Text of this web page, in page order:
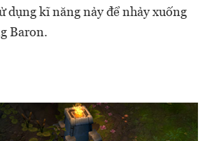
dụng kĩ năng nảy để nhảy xuống
Baron.